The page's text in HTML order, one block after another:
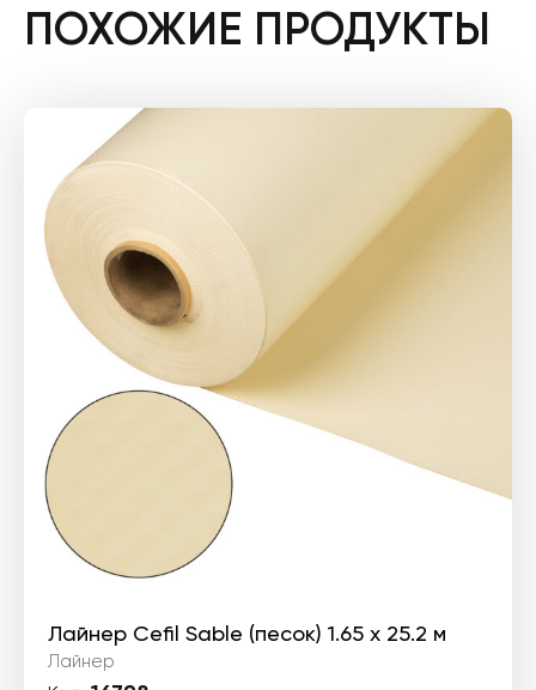
ПОХОЖИЕ ПРОДУКТЫ
Лайнер Cefil Sable (песок) 1.65 х 25.2 м
Лайнер